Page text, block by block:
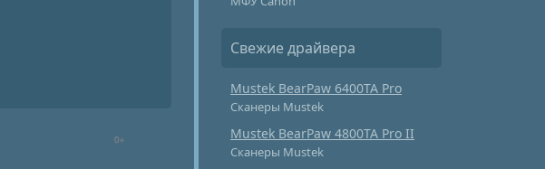
Свежие драйвера
Mustek BearPaw 6400TA Pro
Сканеры Mustek
Mustek BearPaw 4800TA Pro II
Сканеры Mustek